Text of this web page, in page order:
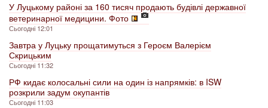
У Луцькому районі за 160 тисяч продають будівлі державної
ветеринарної медицини. Фото
Сьогодні 12:01
Завтра у Луцьку прощатимуться з Героєм Валерієм
Скрицьким
Сьогодні 11:32
РФ кидає колосальні сили на один із напрямків: в ISW
розкрили задум окупантів
Сьогодні 11:03